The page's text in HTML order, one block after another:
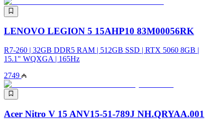
LENOVO LEGION 5 15AHP10 83M00056RK
R7-260 | 32GB DDR5 RAM | 512GB SSD | RTX 5060 8GB |
15.1" WQXGA | 165Hz
2749
Acer Nitro V 15 ANV15-51-789J NH.QRYAA.001